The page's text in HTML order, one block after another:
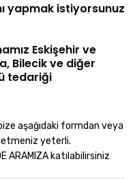
yapmak istiyorsunuz
Eskişehir ve
Bilecik ve diğer
tedariği
aşağıdaki formdan veya
yeterli.
ARAMIZA katılabilirsiniz